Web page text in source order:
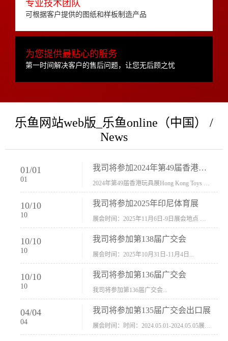
专业技术团队
可根据客户提供的图纸和样板制造产品
为您提供最贴心的服务
第一时间解决客户的售后问题，让您无后顾之忧
乐鱼网站web版_乐鱼online（中国） /
News
01/01
01
我司将参加2024年第49届香港玩具展Hong Kong Toys & Games Fair 欢迎新···
10/10
10
我司将参加2025年印尼体育展
10/10
10
我司将参加第138届广交会
展会时间：2025年10月31日-11月4日...
10/10
10
我司将参加第136届广交会
我司将参加第136届广交会...
04/04
04
我司将参加第135届广交会出口展
展会时间：时间：2024.05.01-2024.05.05展会地址：中国进出口商品交易会展馆福建康莱宝公司展位号12.1G37-38、H11-12，浙江康莱宝展位号17.1B23-24、C19-20...